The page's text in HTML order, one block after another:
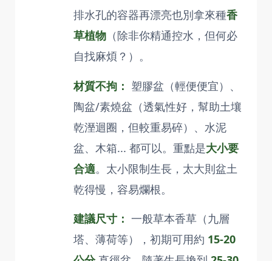
排水孔的容器再漂亮也別拿來種香
草植物 （除非你精通控水，但何必
自找麻煩？）。
材質不拘： 塑膠盆（輕便便宜）、
陶盆/素燒盆（透氣性好，幫助土壤
乾溼迴圈，但較重易碎）、水泥
盆、木箱... 都可以。重點是大小要
合適。太小限制生長，太大則盆土
乾得慢，容易爛根。
建議尺寸： 一般草本香草（九層
塔、薄荷等），初期可用約 15-20